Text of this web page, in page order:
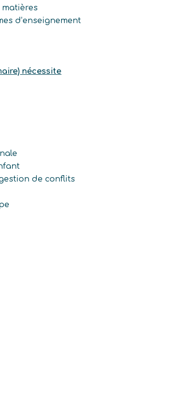
d’enseignement
nécessite
de conflits